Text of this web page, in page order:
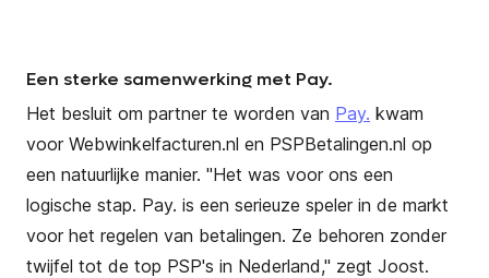
Een sterke samenwerking met Pay.
Het besluit om partner te worden van Pay. kwam
voor Webwinkelfacturen.nl en PSPBetalingen.nl op
een natuurlijke manier. "Het was voor ons een
logische stap. Pay. is een serieuze speler in de markt
voor het regelen van betalingen. Ze behoren zonder
twijfel tot de top PSP's in Nederland," zegt Joost.